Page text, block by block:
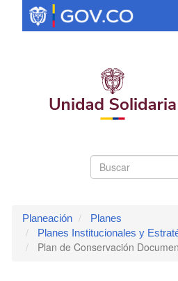
contenido
Buscar
Planeación
Planes
Planes Institucionales y
Plan de Conservación